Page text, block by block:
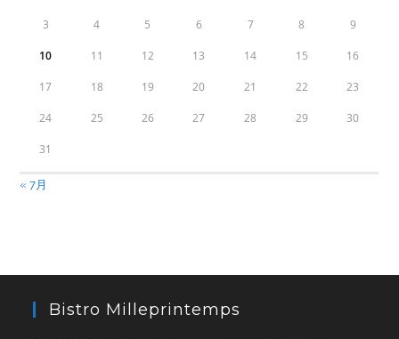
3 4 5 6 7 8 9
10 11 12 13 14 15 16
17 18 19 20 21 22 23
24 25 26 27 28 29 30
31
« 7月
Bistro Milleprintemps